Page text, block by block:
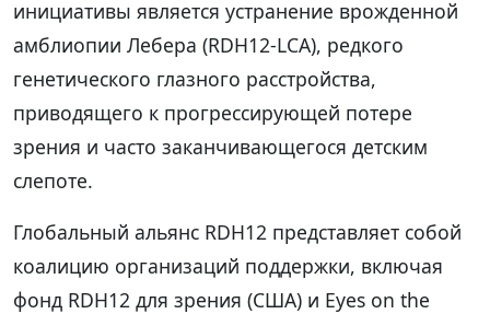
инициативы является устранение врожденной
амблиопии Лебера (RDH12-LCA), редкого
генетического глазного расстройства,
приводящего к прогрессирующей потере
зрения и часто заканчивающегося детским
слепоте.
Глобальный альянс RDH12 представляет собой
коалицию организаций поддержки, включая
фонд RDH12 для зрения (США) и Eyes on the